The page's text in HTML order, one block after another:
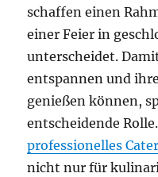
schaffen einen
einer Feier in
unterscheidet.
entspannen und
genießen können,
entscheidende
professionelles
nicht nur für